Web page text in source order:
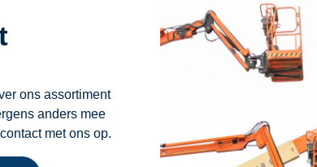
18 kilometer per uur
25 liter
ons assortiment
anders mee
met ons op.